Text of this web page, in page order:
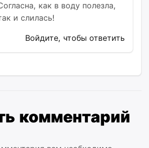
как в воду полезла,
и слилась!
Войдите, чтобы ответить
комментарий